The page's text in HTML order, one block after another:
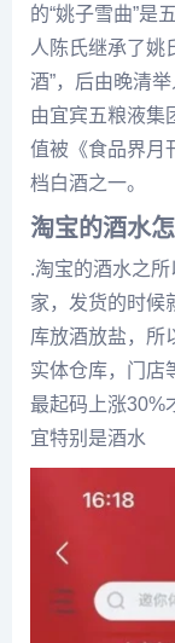
的“姚子雪曲”是
人陈氏继承了姚
酒”，后由晚清
由宜宾五粮液集
值被《食品界月
档白酒之一。
淘宝的酒水
.淘宝的酒水之
家，发货的时候
库放酒放盐，所
实体仓库，门店
最起码上涨30%
宜特别是酒水